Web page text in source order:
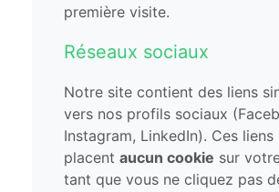
première visite.
Réseaux sociaux
Notre site contient des liens
vers nos profils sociaux
Instagram, LinkedIn). Ces liens
placent aucun cookie sur
tant que vous ne cliquez pas